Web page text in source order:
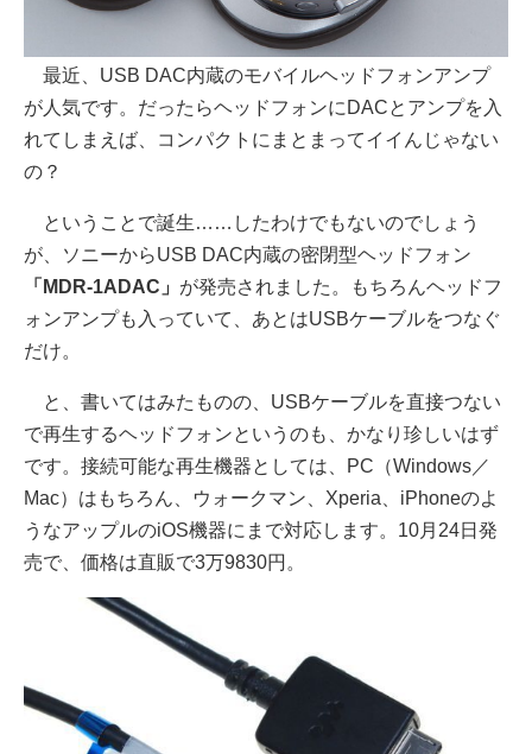
最近、USB DAC内蔵のモバイルヘッドフォンアンプ
が人気です。だったらヘッドフォンにDACとアンプを入
れてしまえば、コンパクトにまとまってイイんじゃない
の？
ということで誕生……したわけでもないのでしょう
が、ソニーからUSB DAC内蔵の密閉型ヘッドフォン
「MDR-1ADAC」 が発売されました。もちろんヘッドフ
ォンアンプも入っていて、あとはUSBケーブルをつなぐ
だけ。
と、書いてはみたものの、USBケーブルを直接つない
で再生するヘッドフォンというのも、かなり珍しいはず
です。接続可能な再生機器としては、PC（Windows／
Mac）はもちろん、ウォークマン、Xperia、iPhoneのよ
うなアップルのiOS機器にまで対応します。10月24日発
売で、価格は直販で3万9830円。